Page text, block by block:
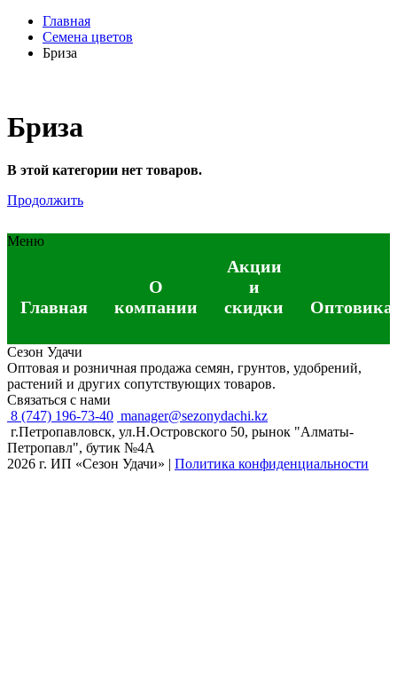
Главная
Семена цветов
Бриза
Бриза
В этой категории нет товаров.
Продолжить
Меню
Главная
О
компании
Акции
и
скидки
Сезон Удачи
Оптовая и розничная продажа семян, грунтов, удобрений,
растений и других сопутствующих товаров.
Связаться с нами
8 (747) 196-73-40 manager@sezonydachi.kz
г.Петропавловск, ул.Н.Островского 50, рынок "Алматы-
Петропавл", бутик №4A
2026 г. ИП «Сезон Удачи» | Политика конфиденциальности